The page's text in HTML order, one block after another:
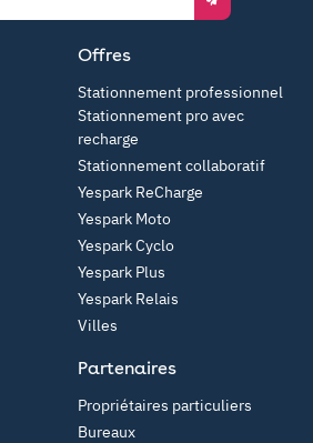
Offres
Stationnement professionnel
Stationnement pro avec
recharge
Stationnement collaboratif
Yespark ReCharge
Yespark Moto
Yespark Cyclo
Yespark Plus
Yespark Relais
Villes
Partenaires
Propriétaires particuliers
Bureaux